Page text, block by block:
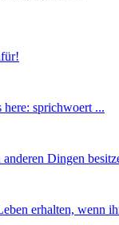
sprichwoert ...
Dingen
erhalten, wenn